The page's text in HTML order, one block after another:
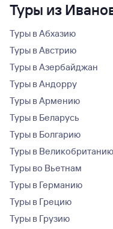
Туры из
Туры в Абхазию
Туры в Австрию
Туры в Азербайджан
Туры в Андорру
Туры в Армению
Туры в Беларусь
Туры в Болгарию
Туры в Великобританию
Туры во Вьетнам
Туры в Германию
Туры в Грецию
Туры в Грузию